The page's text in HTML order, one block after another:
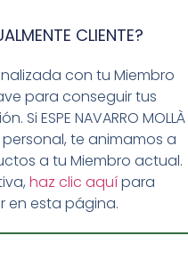
con la ardua tarea
una solución
adelantada,
CLIENTE?
con tu Miembro
para conseguir tus
Si ESPE NAVARRO MOLLÀ
te animamos a
a tu Miembro actual.
haz clic aquípara
en esta página.